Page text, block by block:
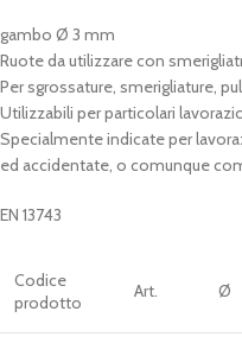
gambo Ø 3 mm
Ruote da utilizzare con
Per sgrossature, smerigliature,
Utilizzabili per particolari
Specialmente indicate per
ed accidentate, o comunque
EN 13743
Codice
prodotto
Art. Ø